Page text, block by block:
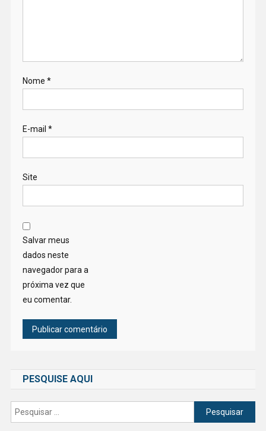
Nome *
E-mail *
Site
Salvar meus
dados neste
navegador para a
próxima vez que
eu comentar.
PESQUISE AQUI
Pesquisar
por: